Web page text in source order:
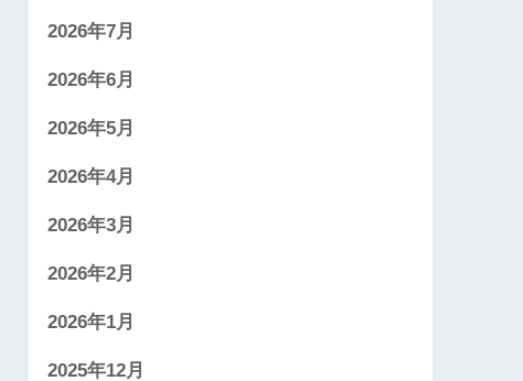
2026年7月
2026年6月
2026年5月
2026年4月
2026年3月
2026年2月
2026年1月
2025年12月